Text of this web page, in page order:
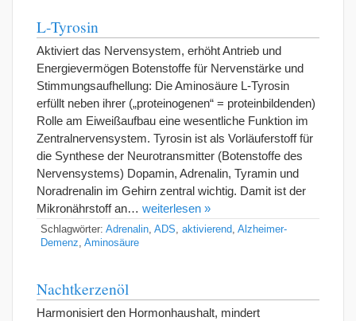
L-Tyrosin
Aktiviert das Nervensystem, erhöht Antrieb und
Energievermögen Botenstoffe für Nervenstärke und
Stimmungsaufhellung: Die Aminosäure L-Tyrosin
erfüllt neben ihrer („proteinogenen“ = proteinbildenden)
Rolle am Eiweißaufbau eine wesentliche Funktion im
Zentralnervensystem. Tyrosin ist als Vorläuferstoff für
die Synthese der Neurotransmitter (Botenstoffe des
Nervensystems) Dopamin, Adrenalin, Tyramin und
Noradrenalin im Gehirn zentral wichtig. Damit ist der
Mikronährstoff an… weiterlesen »
Schlagwörter: Adrenalin ADS aktivierend Alzheimer-
Demenz Aminosäure
Nachtkerzenöl
Harmonisiert den Hormonhaushalt, mindert